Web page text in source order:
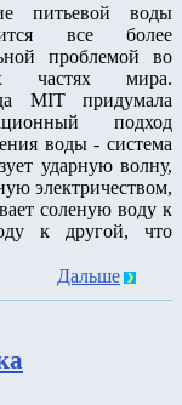
питьевой воды
все более
проблемой во
частях мира.
MIT придумала
подход
воды - система
ударную волну,
электричеством,
соленую воду к
к другой, что
Дальше